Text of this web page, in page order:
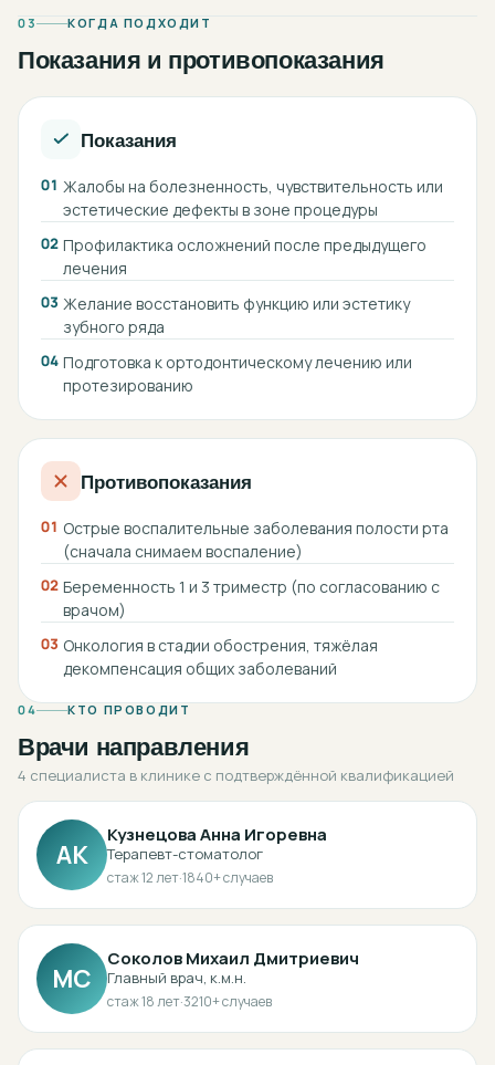
03 КОГДА ПОДХОДИТ
Показания и противопоказания
Показания
01 Жалобы на болезненность, чувствительность или
эстетические дефекты в зоне процедуры
02 Профилактика осложнений после предыдущего
лечения
03 Желание восстановить функцию или эстетику
зубного ряда
04 Подготовка к ортодонтическому лечению или
протезированию
Противопоказания
01 Острые воспалительные заболевания полости рта
(сначала снимаем воспаление)
02 Беременность 1 и 3 триместр (по согласованию с
врачом)
03 Онкология в стадии обострения, тяжёлая
декомпенсация общих заболеваний
04 КТО ПРОВОДИТ
Врачи направления
4 специалиста в клинике с подтверждённой квалификацией
АК
Кузнецова Анна Игоревна
Терапевт-стоматолог
стаж12лет·1840+ случаев
МС
Соколов Михаил Дмитриевич
Главный врач, к.м.н.
стаж18лет·3210+ случаев